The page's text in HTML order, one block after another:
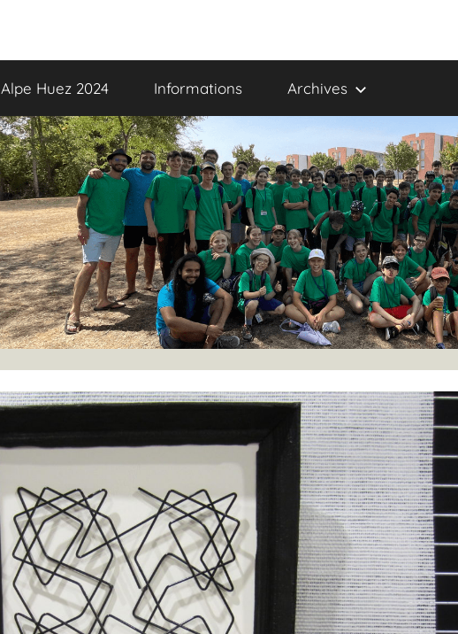
Alpe Huez 2024 Informations Archives